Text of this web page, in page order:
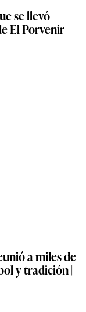
se llevó
El Porvenir
a miles de
y tradición |